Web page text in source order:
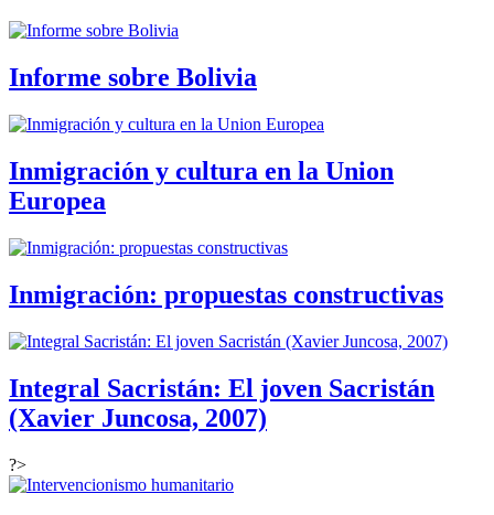
Informe sobre Bolivia
Inmigración y cultura en la Union
Europea
Inmigración: propuestas constructivas
Integral Sacristán: El joven Sacristán
(Xavier Juncosa, 2007)
?>